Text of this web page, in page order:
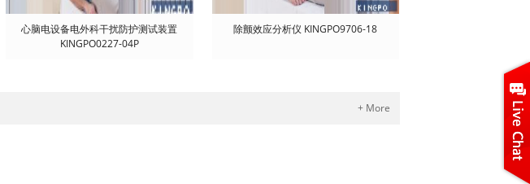
心脑电设备电外科干扰防护测试装置
KINGPO0227-04P
除颤效应分析仪 KINGPO9706-18
+ More